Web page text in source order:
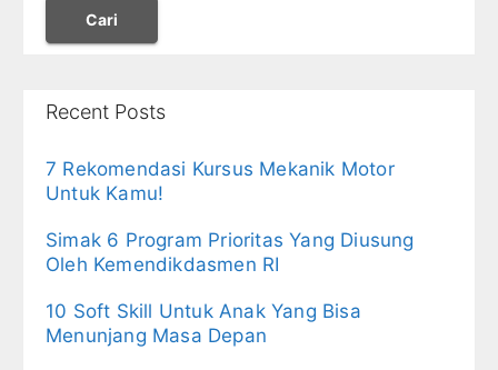
Cari
Recent Posts
7 Rekomendasi Kursus Mekanik Motor
Untuk Kamu!
Simak 6 Program Prioritas Yang Diusung
Oleh Kemendikdasmen RI
10 Soft Skill Untuk Anak Yang Bisa
Menunjang Masa Depan